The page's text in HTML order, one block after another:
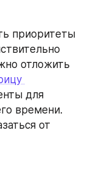
приоритеты
отложить
для
времени.
от